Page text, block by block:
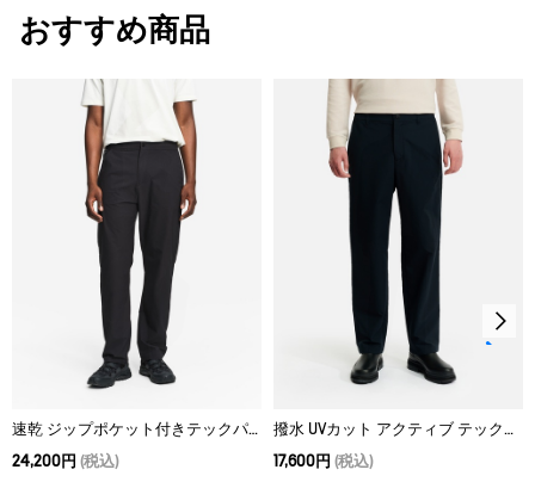
タンブル乾燥禁止。
脱水後、つり干し乾燥がよい。
アイロン仕上げ処理ができる。底面温度110℃を限度として
スチームなしでアイロン仕上げ。
ドライクリーニング処理ができない。
ウェットクリーニング処理ができる。：通常の処理
S
M
L
XL
おすすめ商品
速乾 ジップポケット付きテックパンツ
24,200円 (税込)
撥水 UVカット アクティブ テックパンツ
17,600円 (税込)